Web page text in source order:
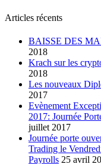
Articles récents
BAISSE DES
2018
Krach sur les
2018
Les nouveaux
2017
Evènement
2017: Journée
juillet 2017
Journée porte
Trading le
Payrolls 25 avril